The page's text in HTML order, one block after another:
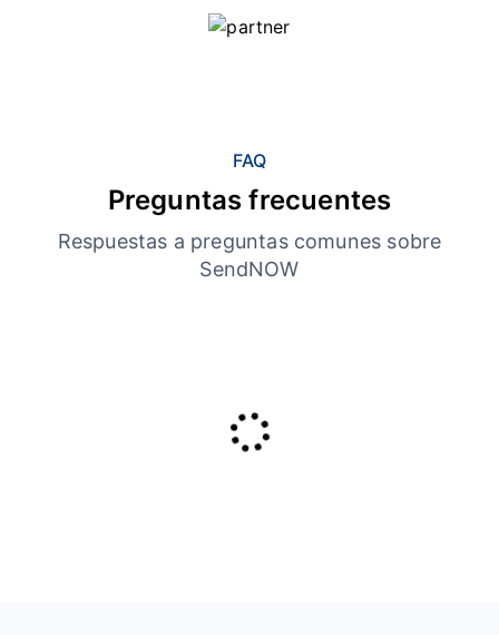
FAQ
Preguntas frecuentes
Respuestas a preguntas comunes sobre
SendNOW